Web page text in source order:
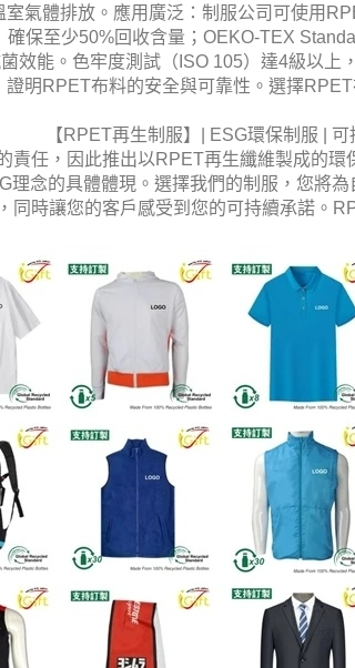
氣體排放。應用廣泛：制服公司可使用
保至少50%回收含量；OEKO-TEX
效能。色牢度測試（ISO 105）達4級以
證明RPET布料的安全與可靠性。選擇
【RPET再生制服】| ESG環保制服 |
責任，因此推出以RPET再生纖維製成的
理念的具體體現。選擇我們的制服，您將
同時讓您的客戶感受到您的可持續承諾。